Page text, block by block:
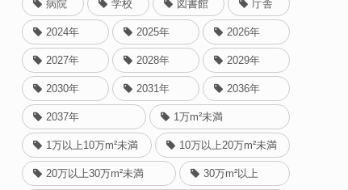
病院 学校 図書館 庁舎
2024年 2025年 2026年
2027年 2028年 2029年
2030年 2031年 2036年
2037年 1万m²未満
1万以上10万m²未満 10万以上20万m²未満
20万以上30万m²未満 30万m²以上